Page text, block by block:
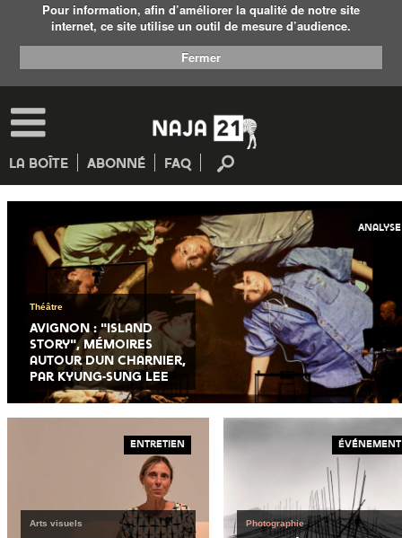
Pour information, afin d’améliorer la qualité de notre site
internet, ce site utilise un outil de mesure d’audience.
Fermer
La Boîte Abonné FAQ
RECHERCHE
RECHERCHE
AVANCÉE
Rechercher dans :
Analyse
Événement
Limiter la recherche sur :
Théâtre
Avignon : "Island
Story", mémoires
autour dun charnier,
par Kyung-Sung Lee
Analyse
Arts visuels
Entretien
Photographie
Événement